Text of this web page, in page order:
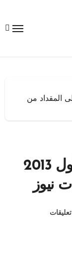
الأول 2013 مع ليلى المقداد من
ابراج السبت 19 تسرين الأول 2013
نيوز